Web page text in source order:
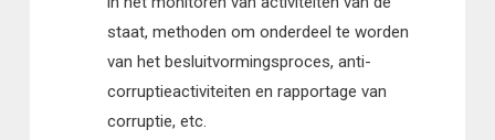
staat, methoden om onderdeel te worden
van het besluitvormingsproces, anti-
corruptieactiviteiten en rapportage van
corruptie, etc.